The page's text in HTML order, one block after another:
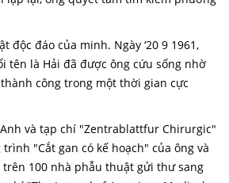
độc đáo của minh. Ngày ‘20 9 1961,
tên là Hải đã được ông cứu sống nhờ
công trong một thời gian cực
và tạp chí "Zentrablattfur Chirurgic"
"Cắt gan có kế hoạch" của ông và
trên 100 nhà phẫu thuật gửi thư sang